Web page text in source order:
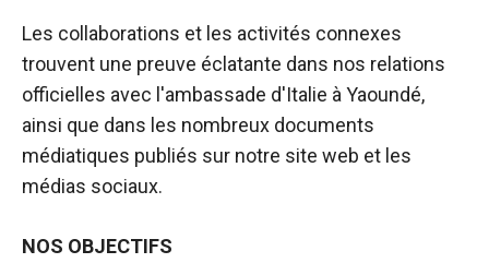
Les collaborations et les activités connexes
trouvent une preuve éclatante dans nos relations
officielles avec l'ambassade d'Italie à Yaoundé,
ainsi que dans les nombreux documents
médiatiques publiés sur notre site web et les
médias sociaux.
NOS OBJECTIFS